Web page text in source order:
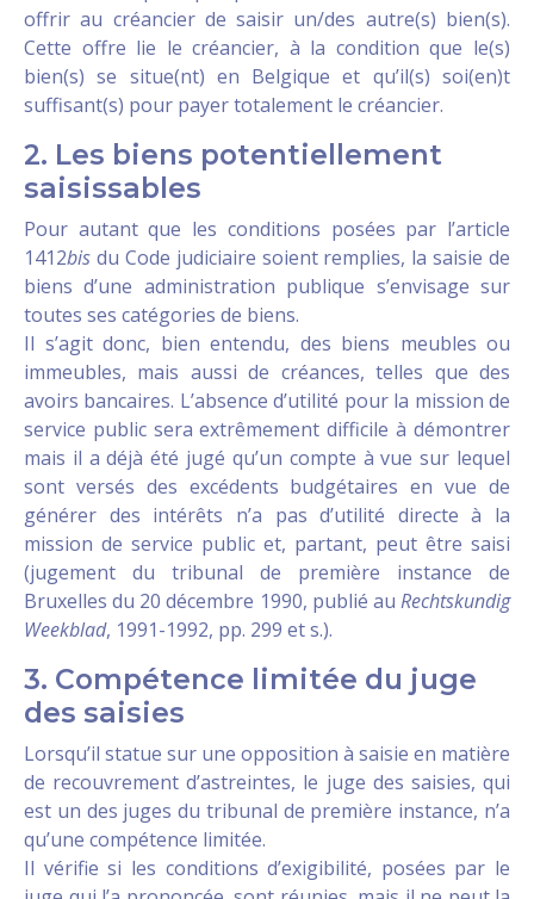
offrir au créancier de saisir un/des autre(s) bien(s).
Cette offre lie le créancier, à la condition que le(s)
bien(s) se situe(nt) en Belgique et qu’il(s) soi(en)t
suffisant(s) pour payer totalement le créancier.
2. Les biens potentiellement
saisissables
Pour autant que les conditions posées par l’article
1412bis du Code judiciaire soient remplies, la saisie de
biens d’une administration publique s’envisage sur
toutes ses catégories de biens.
Il s’agit donc, bien entendu, des biens meubles ou
immeubles, mais aussi de créances, telles que des
avoirs bancaires. L’absence d’utilité pour la mission de
service public sera extrêmement difficile à démontrer
mais il a déjà été jugé qu’un compte à vue sur lequel
sont versés des excédents budgétaires en vue de
générer des intérêts n’a pas d’utilité directe à la
mission de service public et, partant, peut être saisi
(jugement du tribunal de première instance de
Bruxelles du 20 décembre 1990, publié au Rechtskundig
Weekblad, 1991-1992, pp. 299 et s.).
3. Compétence limitée du juge
des saisies
Lorsqu’il statue sur une opposition à saisie en matière
de recouvrement d’astreintes, le juge des saisies, qui
est un des juges du tribunal de première instance, n’a
qu’une compétence limitée.
Il vérifie si les conditions d’exigibilité, posées par le